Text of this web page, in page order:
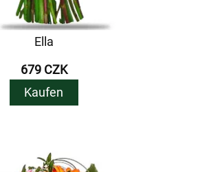
Ella
679 CZK
Kaufen